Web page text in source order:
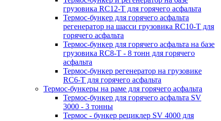
грузовика RC12-T для горячего асфальта
Термос-бункер для горячего асфальта
регенератор на шасси грузовика RC10-T для
горячего асфальта
Термос-бункер для горячего асфальта на базе
грузовика RC8-T - 8 тонн для горячего
асфальта
Термос-бункер регенератор на грузовикe
RC6-T для горячего асфальта
Термос-бункеры на раме для горячего асфальта
Термос-бункер для горячего асфальта SV
3000 - 3 тонны
Термос - бункер рециклер SV 4000 для